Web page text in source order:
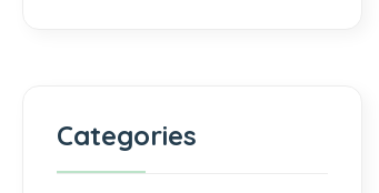
Categories